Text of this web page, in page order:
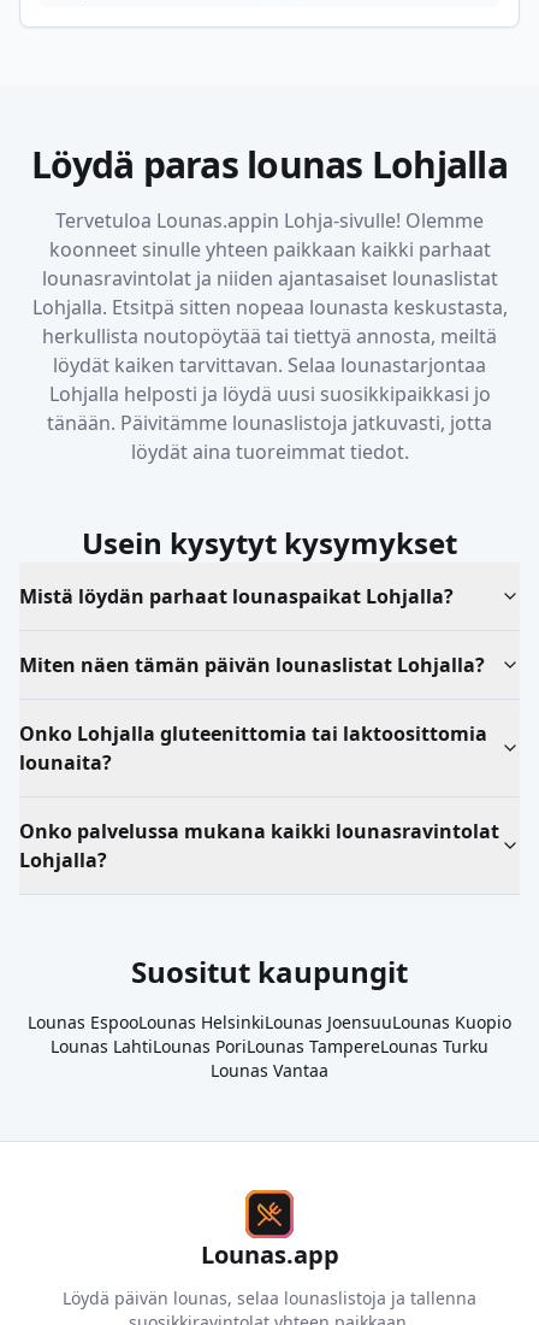
Löydä paras lounas Lohjalla
Tervetuloa Lounas.appin Lohja-sivulle! Olemme
koonneet sinulle yhteen paikkaan kaikki parhaat
lounasravintolat ja niiden ajantasaiset lounaslistat
Lohjalla. Etsitpä sitten nopeaa lounasta keskustasta,
herkullista noutopöytää tai tiettyä annosta, meiltä
löydät kaiken tarvittavan. Selaa lounastarjontaa
Lohjalla helposti ja löydä uusi suosikkipaikkasi jo
tänään. Päivitämme lounaslistoja jatkuvasti, jotta
löydät aina tuoreimmat tiedot.
Usein kysytyt kysymykset
Mistä löydän parhaat lounaspaikat Lohjalla?
Miten näen tämän päivän lounaslistat Lohjalla?
Onko Lohjalla gluteenittomia tai laktoosittomia
lounaita?
Onko palvelussa mukana kaikki lounasravintolat
Lohjalla?
Suositut kaupungit
Lounas EspooLounas HelsinkiLounas JoensuuLounas Kuopio
Lounas LahtiLounas PoriLounas TampereLounas Turku
Lounas Vantaa
Lounas.app
Löydä päivän lounas, selaa lounaslistoja ja tallenna